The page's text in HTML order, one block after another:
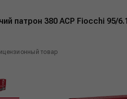
патрон 380 ACP Fiocchi 95/
товар